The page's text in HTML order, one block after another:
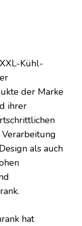
Kühl-
der Marke
ihrer
als auch
hat